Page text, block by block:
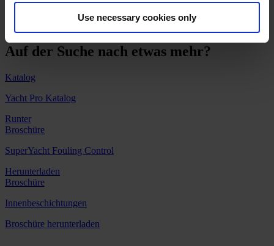
Use necessary cookies only
bereitgestellt vom Hempel-Team.
Auf der Suche nach etwas mehr?
Katalog
Yacht Pro Katalog
Runter
Broschüre
SuperYacht Fouling Control
Herunterladen
Broschüre
Innenbeschichtungen
Broschüre herunterladen